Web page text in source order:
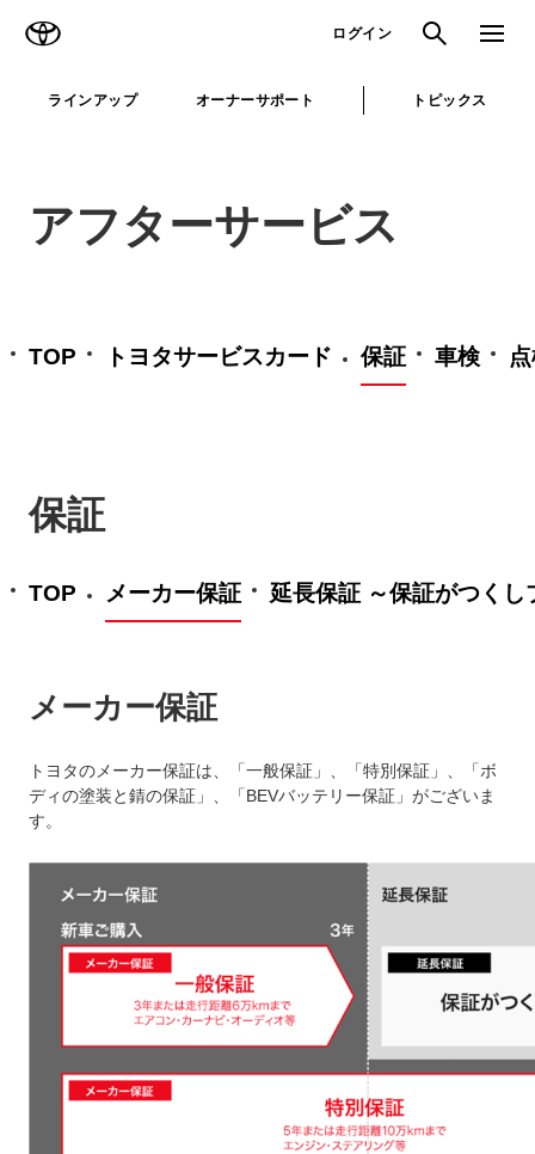
ログイン 検索 メニュ
ラインアップ オーナーサポート トピックス
アフターサービス
TOP トヨタサービスカード 保証 車検
保証
TOP メーカー保証 延長保証 ～保証がつくし
メーカー保証
トヨタのメーカー保証は、「一般保証」、「特別保証」、「ボ
ディの塗装と錆の保証」、「BEVバッテリー保証」がございま
す。